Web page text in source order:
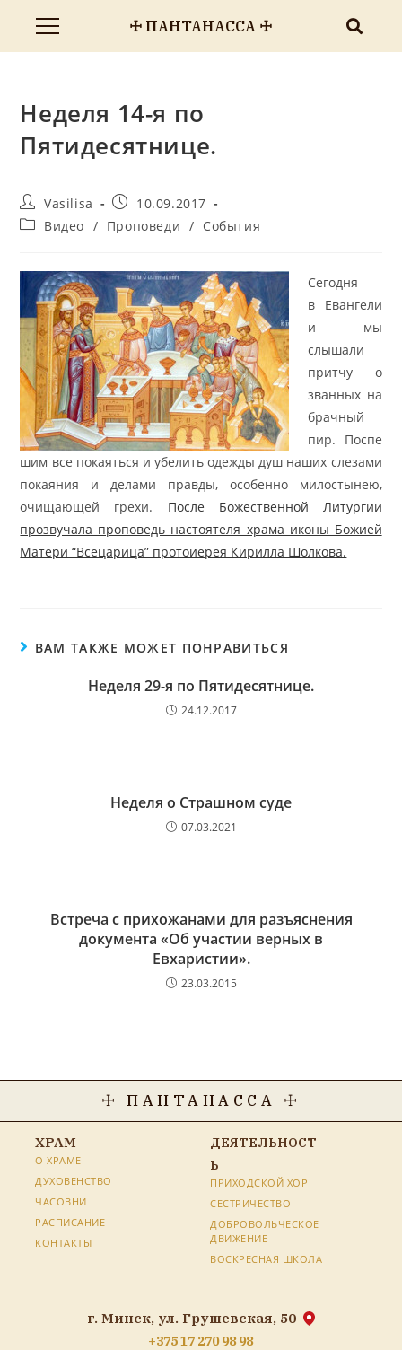
☩ ПАНТАНАССА ☩
Неделя 14-я по
Пятидесятнице.
Vasilisa
10.09.2017
Видео / Проповеди / События
Сегодня
в Евангели
и мы
слышали
притчу о
званных на
брачный
пир. Поспе
шим все покаяться и убелить одежды душ наших слезами
покаяния и делами правды, особенно милостынею,
очищающей грехи. После Божественной Литургии
прозвучала проповедь настоятеля храма иконы Божией
Матери “Всецарица” протоиерея Кирилла Шолкова.
ВАМ ТАКЖЕ МОЖЕТ ПОНРАВИТЬСЯ
Неделя 29-я по Пятидесятнице.
24.12.2017
Неделя о Страшном суде
07.03.2021
Встреча с прихожанами для разъяснения
документа «Об участии верных в
Евхаристии».
23.03.2015
☩ ПАНТАНАССА ☩
ХРАМ
О ХРАМЕ
ДУХОВЕНСТВО
ЧАСОВНИ
РАСПИСАНИЕ
КОНТАКТЫ
ДЕЯТЕЛЬНОСТ
Ь
ПРИХОДСКОЙ ХОР
СЕСТРИЧЕСТВО
ДОБРОВОЛЬЧЕСКОЕ
ДВИЖЕНИЕ
ВОСКРЕСНАЯ ШКОЛА
г. Минск, ул. Грушевская, 50
+375 17 270 98 98